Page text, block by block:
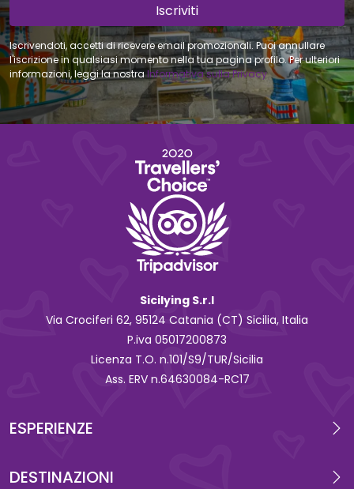
Iscriviti
Iscrivendoti, accetti di ricevere email promozionali. Puoi annullare
l'iscrizione in qualsiasi momento nella tua pagina profilo. Per ulteriori
informazioni, leggi la nostraInformativa sulla Privacy
Sicilying S.r.l
Via Crociferi 62, 95124 Catania (CT) Sicilia, Italia
P.iva 0‍5017200873
Licenza T.O. n.101/S9/TUR/Sicilia
Ass. ERV n.64630084-RC17
ESPERIENZE
DESTINAZIONI